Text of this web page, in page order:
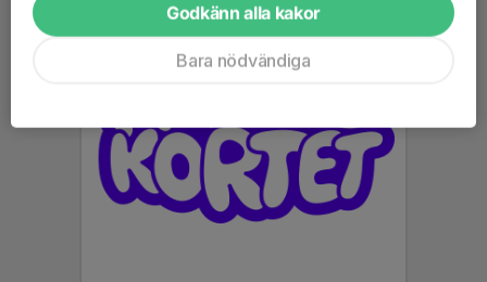
Godkänn alla kakor
Bara nödvändiga